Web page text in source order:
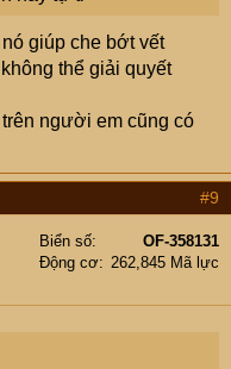
giúp che bớt vết
thể giải quyết
người em cũng có
#9
Biển số
OF-358131
Động cơ
262,845 Mã lực